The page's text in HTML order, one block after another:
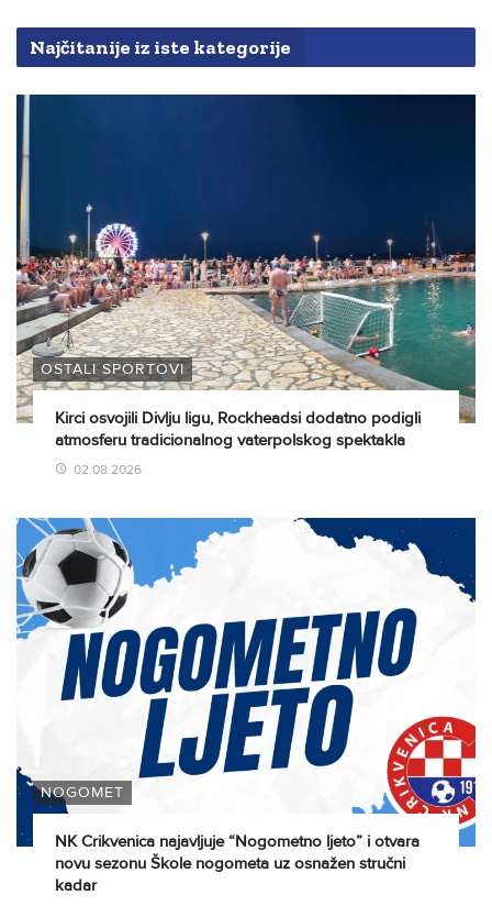
Najčitanije iz iste kategorije
OSTALI SPORTOVI
Kirci osvojili Divlju ligu, Rockheadsi dodatno podigli
atmosferu tradicionalnog vaterpolskog spektakla
02.08.2026
NOGOMET
NK Crikvenica najavljuje “Nogometno ljeto” i otvara
novu sezonu Škole nogometa uz osnažen stručni
kadar